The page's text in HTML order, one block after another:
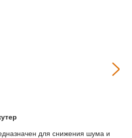
для снижения шума и